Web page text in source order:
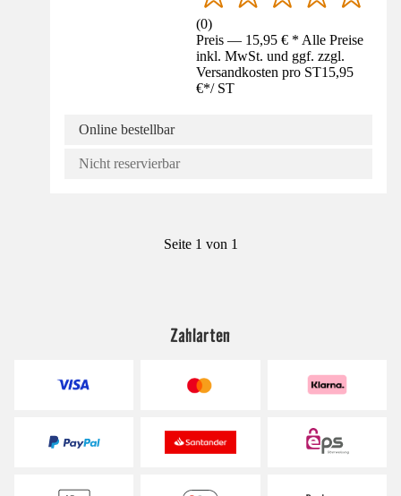
(0)
Preis — 15,95 € * Alle Preise
inkl. MwSt. und ggf. zzgl.
Versandkosten pro ST15,95
€*/ ST
Online bestellbar
Nicht reservierbar
Seite 1 von 1
Zahlarten